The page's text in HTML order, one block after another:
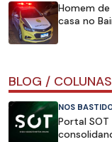
Homem
casa no
BLOG / COLUNAS
NOS
Portal